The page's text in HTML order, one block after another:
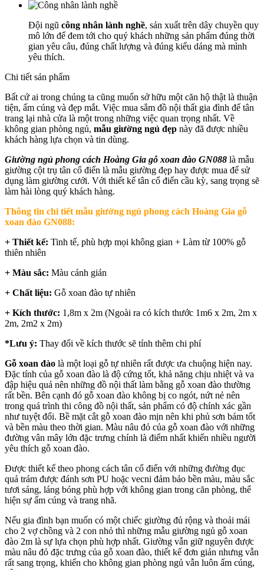
Đội ngũ công nhân lành nghề, sản xuất trên dây chuyền quy
mô lớn để đem tới cho quý khách những sản phẩm đúng thời
gian yêu câu, đúng chất lượng và đúng kiểu dáng mà mình
yêu thích.
Chi tiết sản phẩm
Bất cứ ai trong chúng ta cũng muốn sở hữu một căn hộ thật là thuận
tiện, ấm cúng và đẹp mắt. Việc mua sắm đồ nội thất gia đình để tân
trang lại nhà cửa là một trong những việc quan trọng nhất. Về
không gian phòng ngủ, mẫu giường ngủ đẹp này đã được nhiều
khách hàng lựa chọn và tin dùng.
Giường ngủ phong cách Hoàng Gia gỗ xoan đào GN088 là mẫu
giường cột trụ tân cổ điển là mẫu giường đẹp hay được mua để sử
dụng làm giường cưới. Với thiết kế tân cổ điển cầu kỳ, sang trọng sẽ
làm hài lòng quý khách hàng.
Thông tin chi tiết mẫu giường ngủ phong cách Hoàng Gia gỗ
xoan đào GN088:
+ Thiết kế: Tinh tế, phù hợp mọi không gian + Làm từ 100% gỗ
thiên nhiên
+ Màu sắc: Màu cánh gián
+ Chất liệu: Gỗ xoan đào tự nhiên
+ Kích thước: 1,8m x 2m (Ngoài ra có kích thước 1m6 x 2m, 2m x
2m, 2m2 x 2m)
*Lưu ý: Thay đổi về kích thước sẽ tính thêm chi phí
Gỗ xoan đào là một loại gỗ tự nhiên rất được ưa chuộng hiện nay.
Đặc tính của gỗ xoan đào là độ cứng tốt, khả năng chịu nhiệt và va
đập hiệu quả nên những đồ nội thất làm bằng gỗ xoan đào thường
rất bền. Bên cạnh đó gỗ xoan đào không bị co ngót, nứt nẻ nên
trong quá trình thi công đồ nội thất, sản phẩm có độ chính xác gần
như tuyệt đối. Bề mặt cắt gỗ xoan đào mịn nên khi phủ sơn bám tốt
và bền màu theo thời gian. Màu nâu đỏ của gỗ xoan đào với những
đường vân mây lớn đặc trưng chính là điểm nhất khiến nhiều người
yêu thích gỗ xoan đào.
Được thiết kế theo phong cách tân cổ điển với những đường đục
quả trám được đánh sơn PU hoặc vecni đảm bảo bền màu, màu sắc
tươi sáng, láng bóng phù hợp với không gian trong căn phòng, thể
hiện sự ấm cúng và trang nhã.
Nếu gia đình bạn muốn có một chiếc giường đủ rộng và thoải mái
cho 2 vợ chồng và 2 con nhỏ thì những mẫu giường ngủ gỗ xoan
đào 2m là sự lựa chọn phù hợp nhất. Giường vẫn giữ nguyên được
màu nâu đỏ đặc trưng của gỗ xoan đào, thiết kế đơn giản nhưng vẫn
rất sang trọng, khiến cho không gian phòng ngủ vẫn luôn ấm cúng,